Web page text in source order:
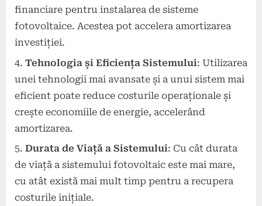
financiare pentru instalarea de sisteme
fotovoltaice. Acestea pot accelera amortizarea
investiției.
Tehnologia și Eficiența Sistemului: Utilizarea
unei tehnologii mai avansate și a unui sistem mai
eficient poate reduce costurile operaționale și
crește economiile de energie, accelerând
amortizarea.
Durata de Viață a Sistemului: Cu cât durata
de viață a sistemului fotovoltaic este mai mare,
cu atât există mai mult timp pentru a recupera
costurile inițiale.